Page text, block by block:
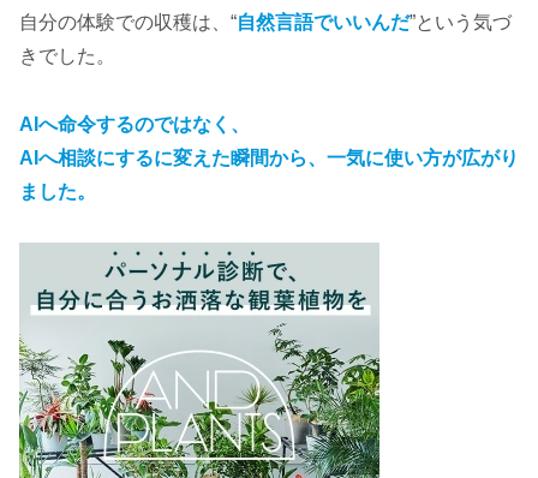
自分の体験での収穫は、“自然言語でいいんだ”という気づ
きでした。
AIへ命令するのではなく、
AIへ相談にするに変えた瞬間から、一気に使い方が広がり
ました。